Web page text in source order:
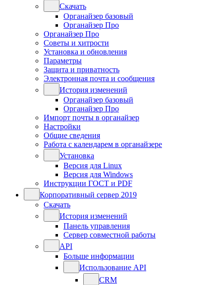
Скачать
Органайзер базовый
Органайзер Про
Органайзер Про
Советы и хитрости
Установка и обновления
Параметры
Защита и приватность
Электронная почта и сообщения
История изменений
Органайзер базовый
Органайзер Про
Импорт почты в органайзер
Настройки
Общие сведения
Работа с календарем в органайзере
Установка
Версия для Linux
Версия для Windows
Инструкции ГОСТ и PDF
Корпоративный сервер 2019
Скачать
История изменений
Панель управления
Сервер совместной работы
API
Больше информации
Использование API
CRM